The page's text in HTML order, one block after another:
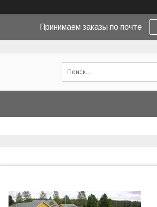
Принимаем заказы по почте